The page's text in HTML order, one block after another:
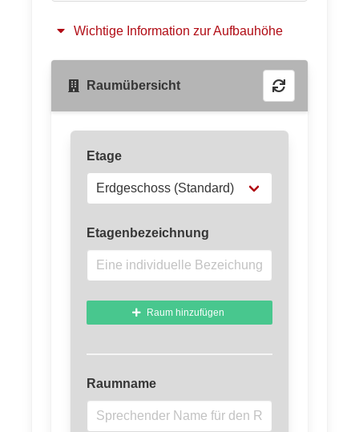
Wichtige Information zur Aufbauhöhe
Raumübersicht
Etage
Etagenbezeichnung
Raum hinzufügen
Raumname